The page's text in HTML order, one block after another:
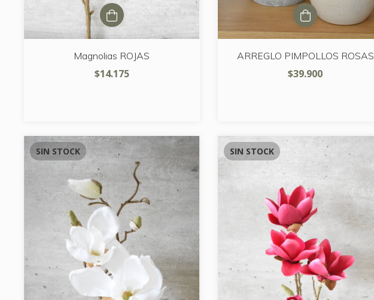
Magnolias ROJAS
$14.175
ARREGLO PIMPOLLOS ROSAS
$39.900
SIN STOCK SIN STOCK